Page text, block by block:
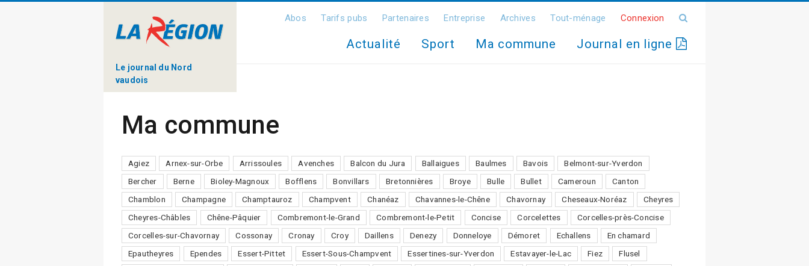
Le journal du Nord
vaudois
Abos Tarifs pubs Partenaires Entreprise Archives Tout-ménage Connexion
Actualité Sport Ma commune Journal en ligne
Ma commune
Agiez Arnex-sur-Orbe Arrissoules Avenches Balcon du Jura Ballaigues Baulmes Bavois
Belmont-sur-Yverdon
Bercher
Berne Bioley-Magnoux Bofflens Bonvillars Bretonnières Broye Bulle Bullet Cameroun
Canton
Chamblon
Champagne Champtauroz Champvent Chanéaz Chavannes-le-Chêne Chavornay Cheseaux-Noréaz
Cheyres
Cheyres-Châbles
Chêne-Pâquier Combremont-le-Grand Combremont-le-Petit Concise Corcelettes
Corcelles-près-Concise
Corcelles-sur-Chavornay
Cossonay Cronay Croy Daillens Denezy Donneloye Démoret Echallens
En chamard
Epautheyres
Ependes Essert-Pittet Essert-Sous-Champvent Essertines-sur-Yverdon Estavayer-le-Lac Fiez
Flusel